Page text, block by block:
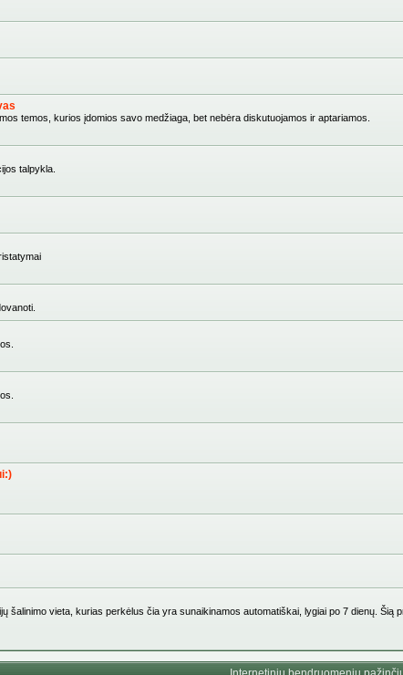
temos, kurios įdomios savo medžiaga, bet nebėra diskutuojamos ir aptariamos.
talpykla.
šalinimo vieta, kurias perkėlus čia yra sunaikinamos automatiškai, lygiai po 7 dienų. Šią